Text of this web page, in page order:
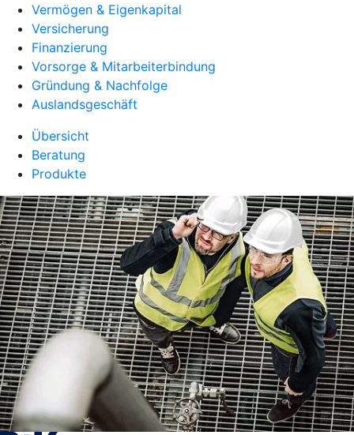
Vermögen & Eigenkapital
Versicherung
Finanzierung
Vorsorge & Mitarbeiterbindung
Gründung & Nachfolge
Auslandsgeschäft
Übersicht
Beratung
Produkte